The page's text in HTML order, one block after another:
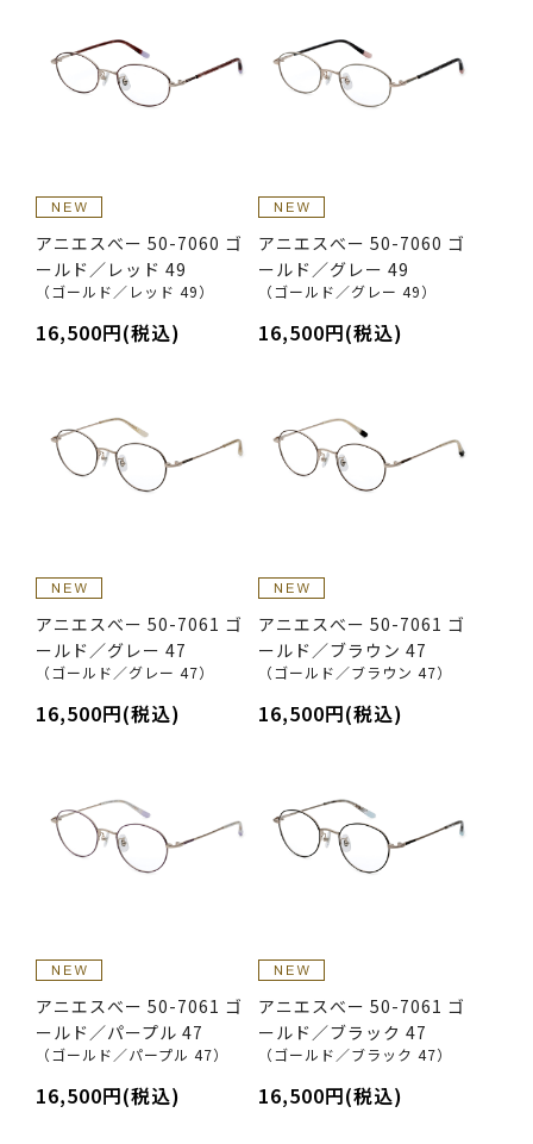
アニエスべー 50-7060 ゴ
ールド／レッド 49
（ゴールド／レッド 49）
16,500円(税込)
アニエスべー 50-7060 ゴ
ールド／グレー 49
（ゴールド／グレー 49）
16,500円(税込)
アニエスべー 50-7061 ゴ
ールド／グレー 47
（ゴールド／グレー 47）
16,500円(税込)
アニエスべー 50-7061 ゴ
ールド／ブラウン 47
（ゴールド／ブラウン 47）
16,500円(税込)
アニエスべー 50-7061 ゴ
ールド／パープル 47
（ゴールド／パープル 47）
16,500円(税込)
アニエスべー 50-7061 ゴ
ールド／ブラック 47
（ゴールド／ブラック 47）
16,500円(税込)